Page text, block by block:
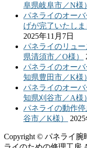
阜県岐阜市／N様）
パネライのオー
げが完了いたし
2025年11月7日
パネライのリュ
県清須市／O様）
パネライのオー
知県豊田市／K様）
パネライのオー
知県刈谷市／A様）
パネライの動作
谷市／K様）
Copyright © パネライ腕